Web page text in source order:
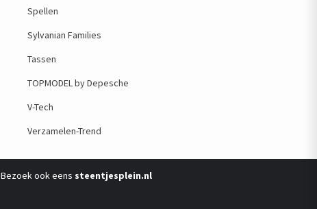
Spellen
Sylvanian Families
Tassen
TOPMODEL by Depesche
V-Tech
Verzamelen-Trend
Bezoek ook eens steentjesplein.nl